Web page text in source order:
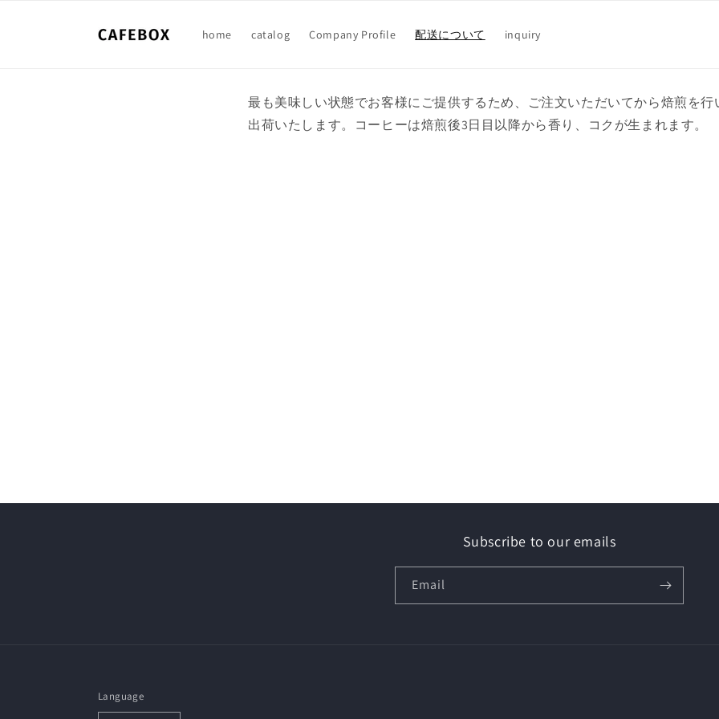
home catalog Company Profile 配送について inquiry
最も美味しい状態でお客様にご提供するため、ご注文いただいてから焙煎を行
出荷いたします。コーヒーは焙煎後3日目以降から香り、コクが生まれます。
Subscribe to our emails
Email
Language